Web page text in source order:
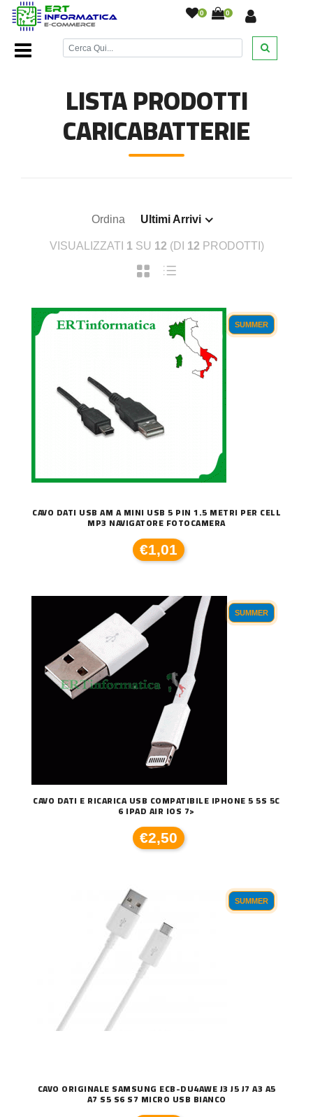
0 0
Home Page/Accessori cellulari/Caricabatterie/
LISTA PRODOTTI
CARICABATTERIE
Ordina Ultimi Arrivi
VISUALIZZATI 1 SU 12 (DI 12 PRODOTTI)
SUMMER
CAVO DATI USB AM A MINI USB 5 PIN 1.5 METRI PER CELL
MP3 NAVIGATORE FOTOCAMERA
€1,01
SUMMER
CAVO DATI E RICARICA USB COMPATIBILE IPHONE 5 5S 5C
6 IPAD AIR IOS 7>
€2,50
SUMMER
CAVO ORIGINALE SAMSUNG ECB-DU4AWE J3 J5 J7 A3 A5
A7 S5 S6 S7 MICRO USB BIANCO